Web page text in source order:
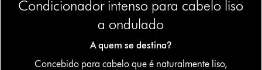
Condicionador intenso para cabelo liso
a ondulado
A quem se destina?
Concebido para cabelo que é naturalmente liso,